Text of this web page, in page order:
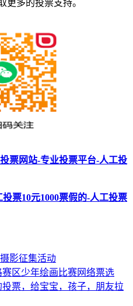
更多的投票支持。
票网站-专业投票平台-人工投
票10元1000票假的-人工投票
影征集活动
区少年绘画比赛网络票选
票，给宝宝，孩子，朋友拉